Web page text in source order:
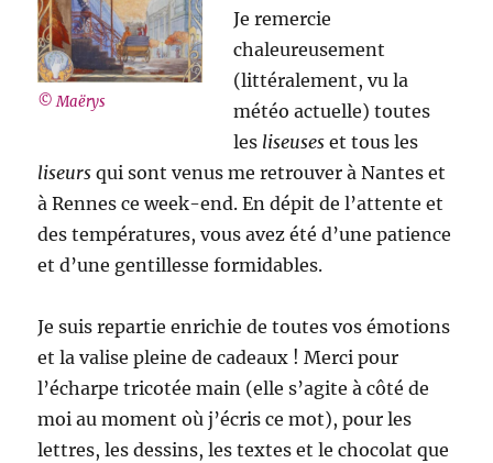
© Maërys
Je remercie
chaleureusement
(littéralement, vu la
météo actuelle) toutes
les liseuses et tous les
liseurs qui sont venus me retrouver à Nantes et
à Rennes ce week-end. En dépit de l’attente et
des températures, vous avez été d’une patience
et d’une gentillesse formidables.
Je suis repartie enrichie de toutes vos émotions
et la valise pleine de cadeaux ! Merci pour
l’écharpe tricotée main (elle s’agite à côté de
moi au moment où j’écris ce mot), pour les
lettres, les dessins, les textes et le chocolat que